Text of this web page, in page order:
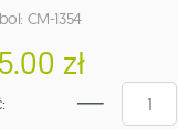
CM-1354
zł